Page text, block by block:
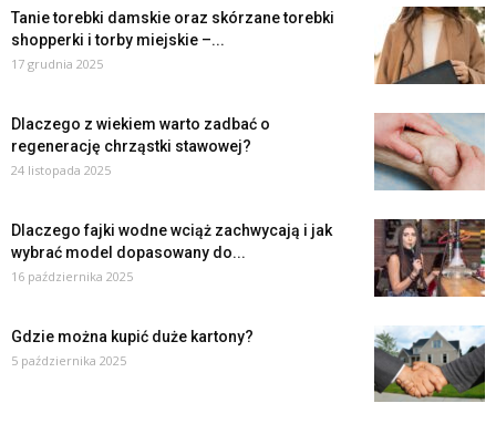
Tanie torebki damskie oraz skórzane torebki
shopperki i torby miejskie –...
17 grudnia 2025
Dlaczego z wiekiem warto zadbać o
regenerację chrząstki stawowej?
24 listopada 2025
Dlaczego fajki wodne wciąż zachwycają i jak
wybrać model dopasowany do...
16 października 2025
Gdzie można kupić duże kartony?
5 października 2025